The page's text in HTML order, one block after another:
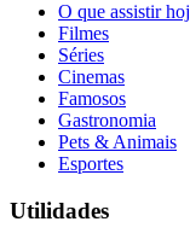
Fluminense
O que assistir
Filmes
Séries
Cinemas
Famosos
Gastronomia
Pets & Animais
Esportes
Utilidades